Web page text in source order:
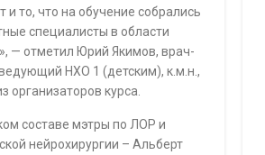
и то, что на обучение собрались
специалисты в области
— отметил Юрий Якимов, врач-
НХО 1 (детским), к.м.н.,
организаторов курса.
составе мэтры по ЛОР и
нейрохирургии – Альберт